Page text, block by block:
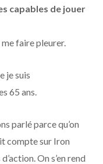
capables de jouer
faire pleurer.
je suis
65 ans.
parlé parce qu’on
compte sur Iron
On s’en rend